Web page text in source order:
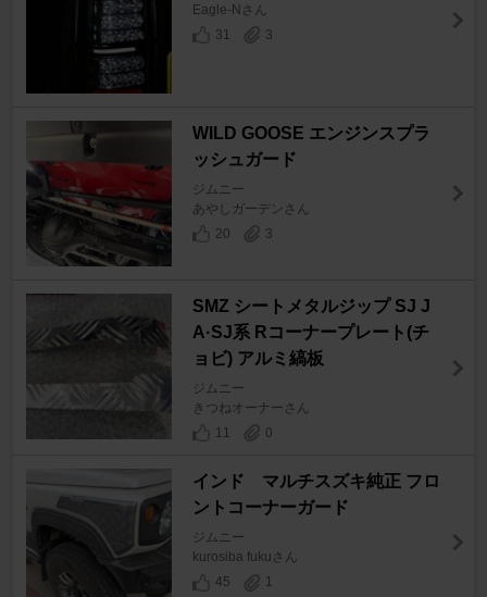
Eagle-Nさん
31
3
WILD GOOSE エンジンスプラ
ッシュガード
ジムニー
あやしガーデンさん
20
3
SMZ シートメタルジップ SJ J
A·SJ系 Rコーナープレート(チ
ョビ) アルミ縞板
ジムニー
きつねオーナーさん
11
0
インド マルチスズキ純正 フロ
ントコーナーガード
ジムニー
kurosiba fukuさん
45
1